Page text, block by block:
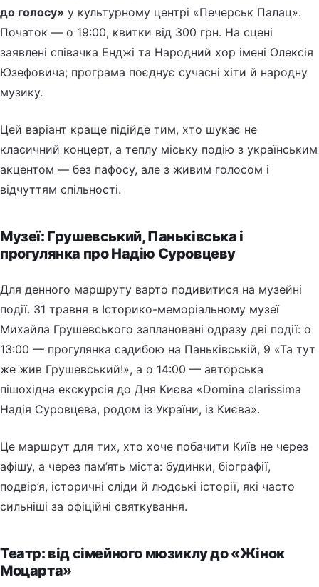
до голосу» у культурному центрі «Печерськ Палац».
Початок — о 19:00, квитки від 300 грн. На сцені
заявлені співачка Енджі та Народний хор імені Олексія
Юзефовича; програма поєднує сучасні хіти й народну
музику.
Цей варіант краще підійде тим, хто шукає не
класичний концерт, а теплу міську подію з українським
акцентом — без пафосу, але з живим голосом і
відчуттям спільності.
Музеї: Грушевський, Паньківська і
прогулянка про Надію Суровцеву
Для денного маршруту варто подивитися на музейні
події. 31 травня в Історико-меморіальному музеї
Михайла Грушевського заплановані одразу дві події: о
13:00 — прогулянка садибою на Паньківській, 9 «Та тут
же жив Грушевський!», а о 14:00 — авторська
пішохідна екскурсія до Дня Києва «Domina clarissima
Надія Суровцева, родом із України, із Києва».
Це маршрут для тих, хто хоче побачити Київ не через
афішу, а через пам’ять міста: будинки, біографії,
подвір’я, історичні сліди й людські історії, які часто
сильніші за офіційні святкування.
Театр: від сімейного мюзиклу до «Жінок
Моцарта»